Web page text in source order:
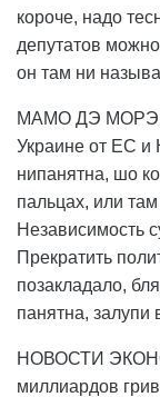
короче, надо
депутатов
он там ни
МАМО ДЭ МОРЭ.
Украине от ЕС и
нипанятна, шо
пальцах, или
Независимость
Прекратить
позакладало,
панятна, залупи
НОВОСТИ
миллиардов